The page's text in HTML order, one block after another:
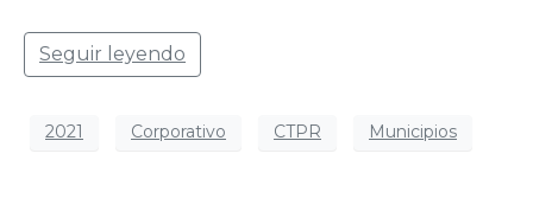
Seguir leyendo
2021 Corporativo CTPR Municipios